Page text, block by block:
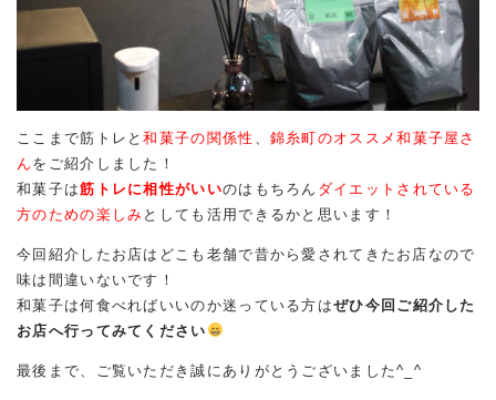
ここまで筋トレと和菓子の関係性
錦糸町のオススメ和菓子屋さ
ん をご紹介しました！
和菓子は筋トレに相性がいいのはもちろん ダイエットされている
方のための楽しみ としても活用できるかと思います！
今回紹介したお店はどこも老舗で昔から愛されてきたお店なので
味は間違いないです！
和菓子は何食べればいいのか迷っている方はぜひ今回ご紹介した
お店へ行ってみてください
最後まで、ご覧いただき誠にありがとうございました^_^